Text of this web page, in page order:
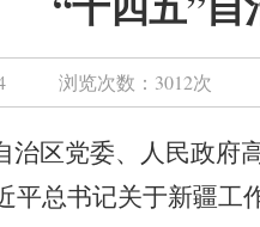
浏览次数： 3012次
治区党委、人民政府
平总书记关于新疆工